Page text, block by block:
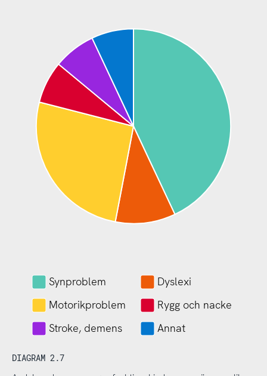
Synproblem
Dyslexi
Motorikproblem
Rygg och nacke
Stroke, demens
Annat
DIAGRAM 2.7